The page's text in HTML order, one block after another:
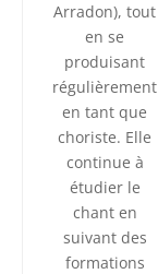
Arradon), tout
en se
produisant
régulièrement
en tant que
choriste. Elle
continue à
étudier le
chant en
suivant des
formations